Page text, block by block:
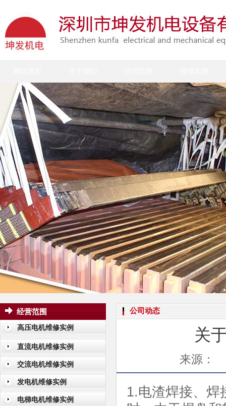
经营范围
高压电机维修实例
直流电机维修实例
交流电机维修实例
发电机维修实例
电梯电机维修实例
公司动态
关
来源：
1.电渣焊接、焊